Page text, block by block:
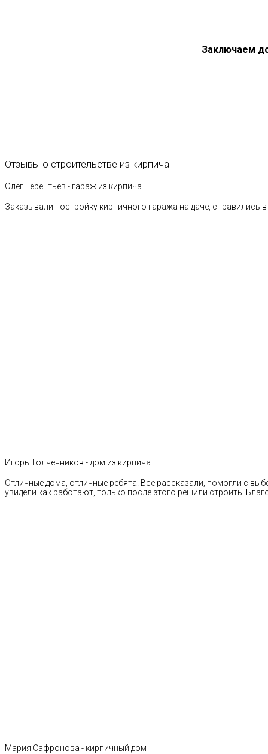
Заключаем
Отзывы о строительстве из кирпича
Олег Терентьев - гараж из кирпича
Заказывали постройку кирпичного гаража на даче, справились
Игорь Толченников - дом из кирпича
Отличные дома, отличные ребята! Все рассказали, помогли с
увидели как работают, только после этого решили строить.
Мария Сафронова - кирпичный дом